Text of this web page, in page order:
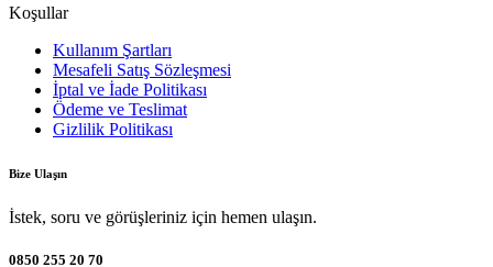
Koşullar
Kullanım Şartları
Mesafeli Satış Sözleşmesi
İptal ve İade Politikası
Ödeme ve Teslimat
Gizlilik Politikası
Bize Ulaşın
İstek, soru ve görüşleriniz için hemen ulaşın.
0850 255 20 70